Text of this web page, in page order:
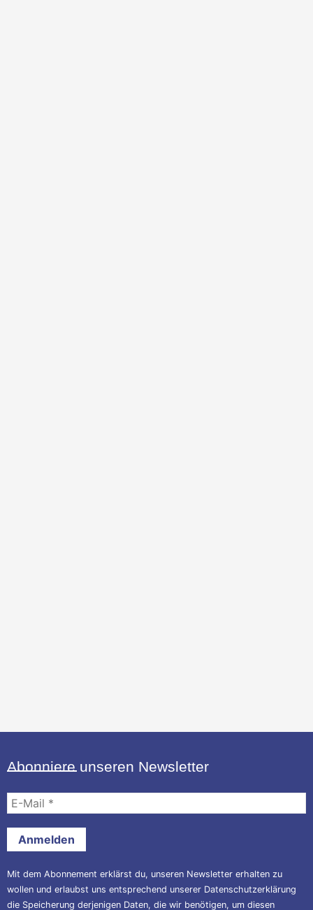
Abonniere unseren Newsletter
Mail
Mit dem Abonnement erklärst du, unseren Newsletter erhalten zu
wollen und erlaubst uns entsprechend unserer Datenschutzerklärung
die Speicherung derjenigen Daten, die wir benötigen, um diesen